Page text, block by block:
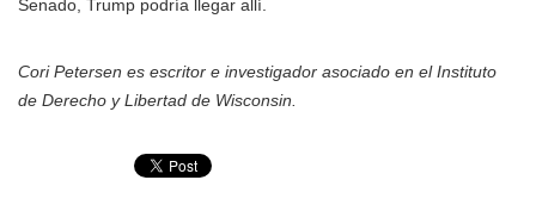
Senado, Trump podría llegar allí.
Cori Petersen es escritor e investigador asociado en el Instituto
de Derecho y Libertad de Wisconsin.